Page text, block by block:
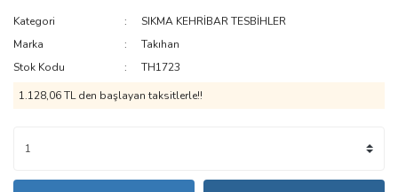
Kategori
SIKMA KEHRİBAR TESBİHLER
Marka
Takıhan
Stok Kodu
TH1723
1.128,06 TL den başlayan taksitlerle!!